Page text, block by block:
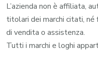
L’azienda non è affiliata,
titolari dei marchi citati,
di vendita o assistenza.
Tutti i marchi e loghi